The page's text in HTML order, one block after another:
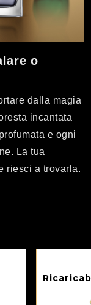
o
dalla magia
incantata
e ogni
La tua
riesci a trovarla.